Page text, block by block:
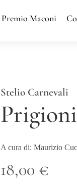
Premio Maconi
Stelio Carnevali
A cura di: Maurizio
18,00 €